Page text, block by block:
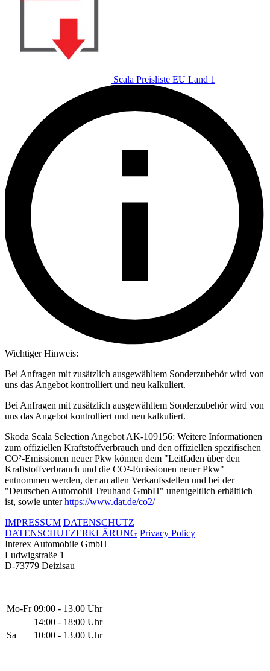
Scala Preisliste EU Land 1
Wichtiger Hinweis:
Bei Anfragen mit zusätzlich ausgewähltem Sonderzubehör wird von
uns das Angebot kontrolliert und neu kalkuliert.
Bei Anfragen mit zusätzlich ausgewähltem Sonderzubehör wird von
uns das Angebot kontrolliert und neu kalkuliert.
Skoda Scala Selection Angebot AK-109156: Weitere Informationen
zum offiziellen Kraftstoffverbrauch und den offiziellen spezifischen
CO²-Emissionen neuer Pkw können dem "Leitfaden über den
Kraftstoffverbrauch und die CO²-Emissionen neuer Pkw"
entnommen werden, der an allen Verkaufsstellen und bei der
"Deutschen Automobil Treuhand GmbH" unentgeltlich erhältlich
ist, sowie unterhttps://www.dat.de/co2/
IMPRESSUM DATENSCHUTZ
DATENSCHUTZERKLÄRUNG Privacy Policy
Interex Automobile GmbH
Ludwigstraße 1
D-73779 Deizisau
Mo-Fr 09:00 - 13.00 Uhr
14:00 - 18:00 Uhr
Sa
10:00 - 13.00 Uhr